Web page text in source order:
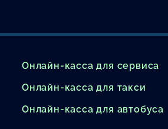
Онлайн-касса для сервиса
Онлайн-касса для такси
Онлайн-касса для автобуса